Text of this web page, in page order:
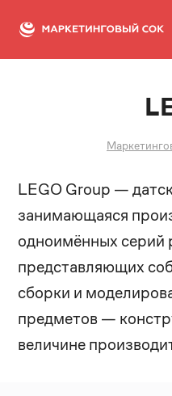
LEGO Group —
занимающаяся
одноимённых серий
представляющих
сборки и
предметов —
величине